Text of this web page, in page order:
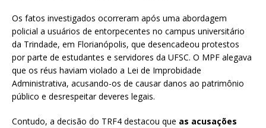
Os fatos investigados ocorreram após uma abordagem
policial a usuários de entorpecentes no campus universitário
da Trindade, em Florianópolis, que desencadeou protestos
por parte de estudantes e servidores da UFSC. O MPF alegava
que os réus haviam violado a Lei de Improbidade
Administrativa, acusando-os de causar danos ao patrimônio
público e desrespeitar deveres legais.
Contudo, a decisão do TRF4 destacou que as acusações